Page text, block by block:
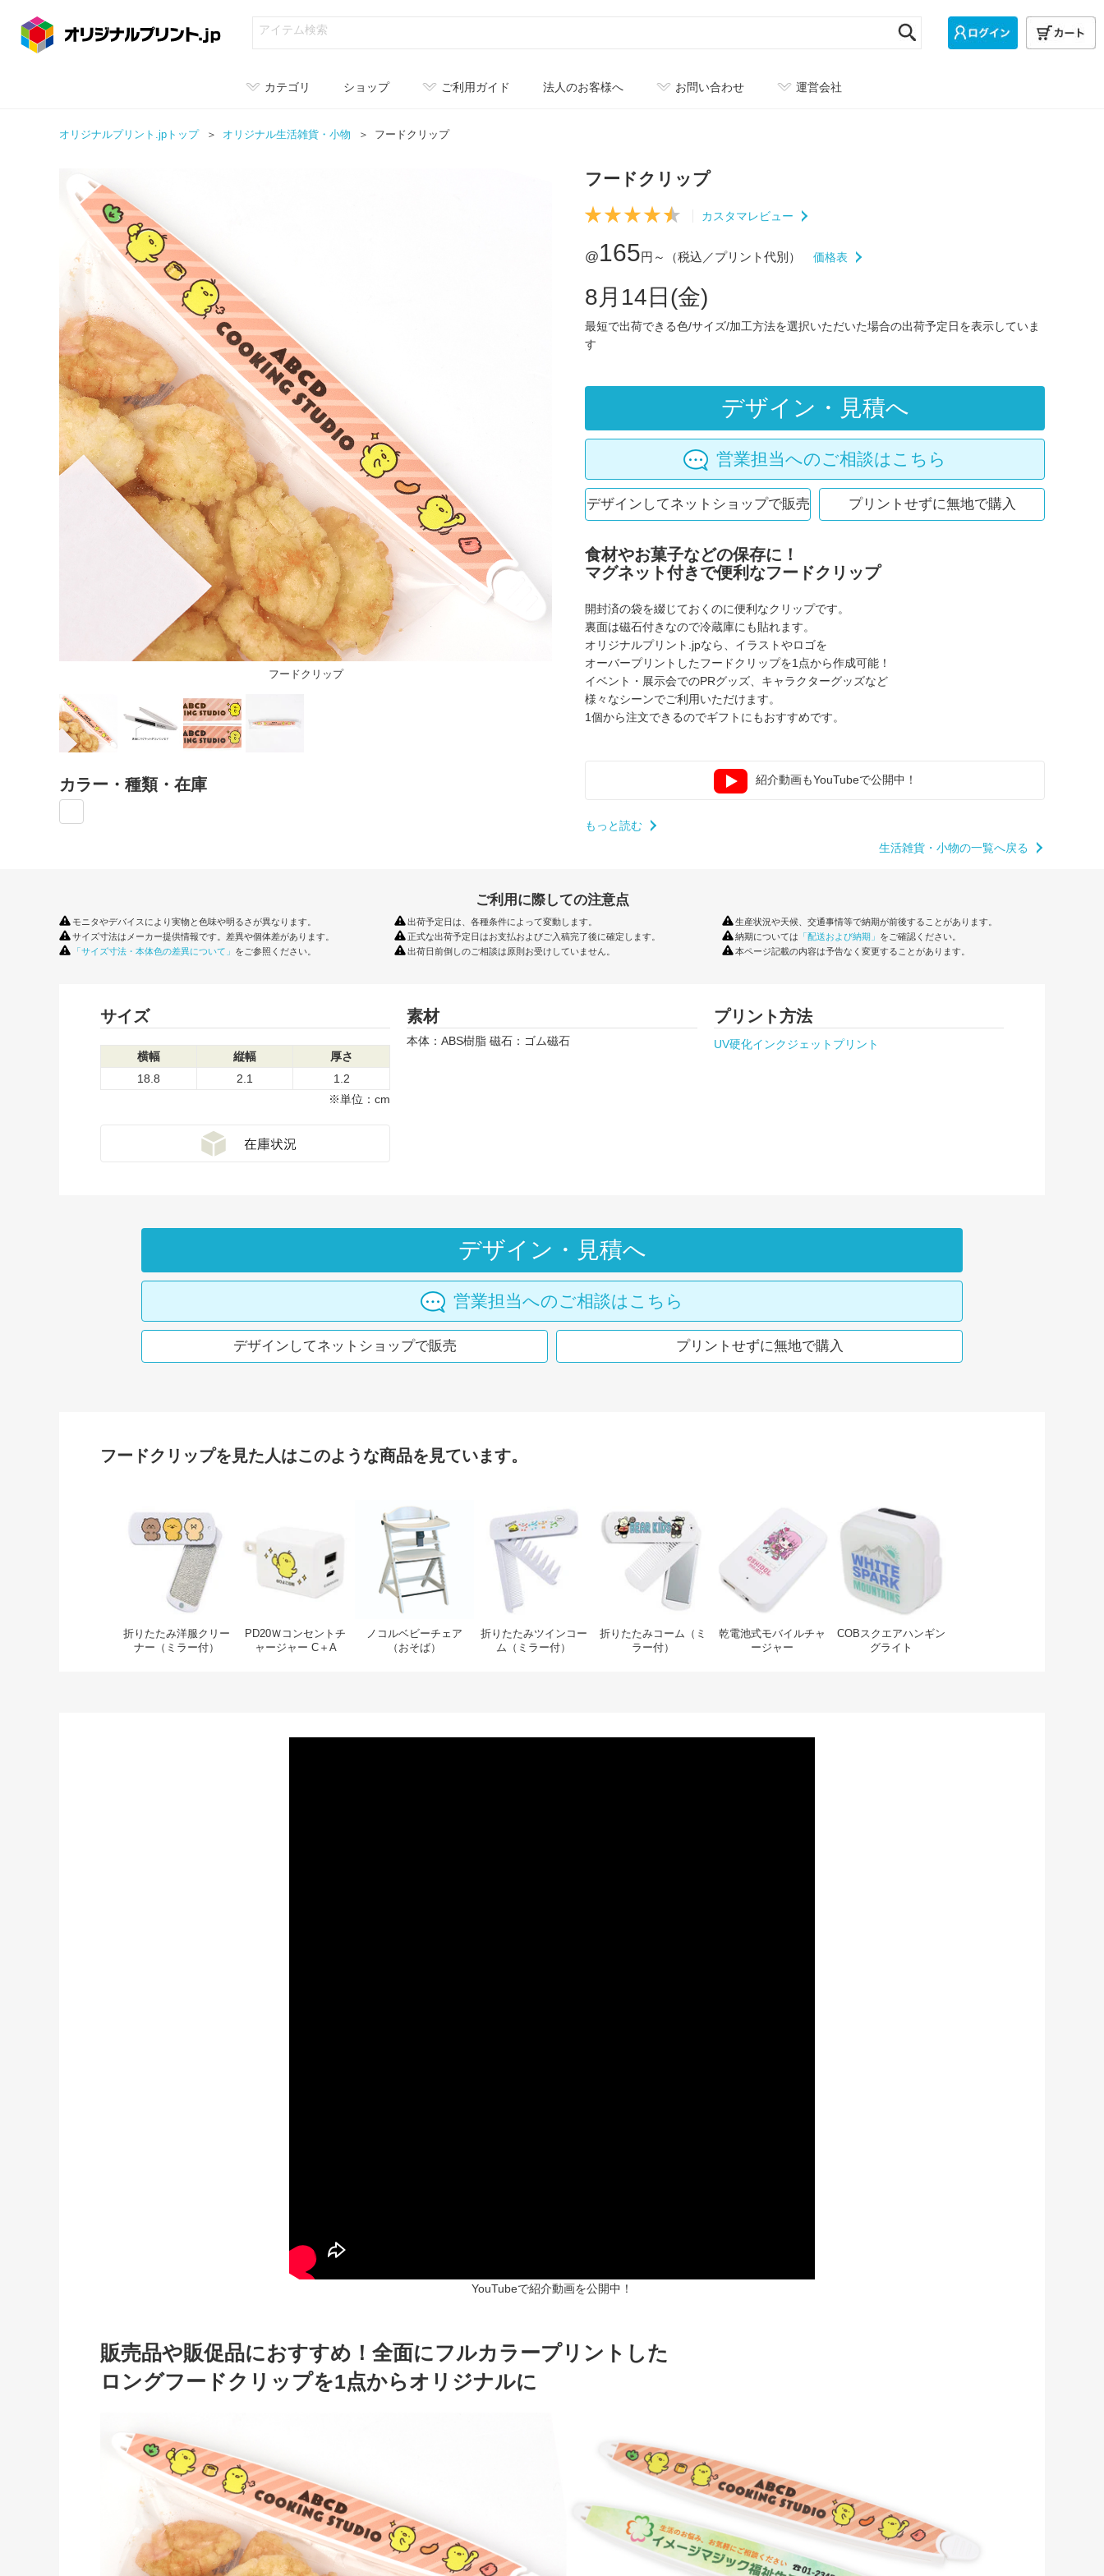
カテゴリ ショップ ご利用ガイド 法人のお客様へ お問い合わせ 運営会社
オリジナルプリント.jpトップ オリジナル生活雑貨・小物 フードクリップ
フードクリップ
カラー・種類・在庫
フードクリップ
カスタマレビュー
@165円～ （税込／プリント代別） 価格表
8月14日(金)
最短で出荷できる色/サイズ/加工方法を選択いただいた場合の出荷予定日を表示していま
す
デザイン・見積へ
営業担当へのご相談はこちら
デザインしてネットショップで販売 プリントせずに無地で購入
食材やお菓子などの保存に！
マグネット付きで便利なフードクリップ
開封済の袋を綴じておくのに便利なクリップです。
裏面は磁石付きなので冷蔵庫にも貼れます。
オリジナルプリント.jpなら、イラストやロゴを
オーバープリントしたフードクリップを1点から作成可能！
イベント・展示会でのPRグッズ、キャラクターグッズなど
様々なシーンでご利用いただけます。
1個から注文できるのでギフトにもおすすめです。
紹介動画もYouTubeで公開中！
もっと読む
生活雑貨・小物の一覧へ戻る
ご利用に際しての注意点
モニタやデバイスにより実物と色味や明るさが異なります。
サイズ寸法はメーカー提供情報です。差異や個体差があります。
「サイズ寸法・本体色の差異について」 をご参照ください。
出荷予定日は、各種条件によって変動します。
正式な出荷予定日はお支払およびご入稿完了後に確定します。
出荷日前倒しのご相談は原則お受けしていません。
生産状況や天候、交通事情等で納期が前後することがあります。
納期については 「配送および納期」 をご確認ください。
本ページ記載の内容は予告なく変更することがあります。
サイズ
横幅 縦幅
厚さ
18.8
2.1
1.2
※単位：cm
素材
本体：ABS樹脂 磁石：ゴム磁石
プリント方法
UV硬化インクジェットプリント
デザイン・見積へ
営業担当へのご相談はこちら
デザインしてネットショップで販売 プリントせずに無地で購入
フードクリップを見た人はこのような商品を見ています。
折りたたみ洋服クリー
ナー（ミラー付）
折りたたみ洋服クリーナー（ミラー付）
PD20Ｗコンセントチ
ャージャー C＋A
PD20Ｗコンセントチャージャー C＋A
ノコルベビーチェア
（おそば）
ノコルベビーチェア（おそば）
折りたたみツインコー
ム（ミラー付）
折りたたみコーム（ミ
ラー付）
乾電池式モバイルチャ
ージャー
乾電池式モバイルチャージャー
COBスクエアハンギン
グライト
YouTubeで紹介動画を公開中！
販売品や販促品におすすめ！全面にフルカラープリントした
ロングフードクリップを1点からオリジナルに